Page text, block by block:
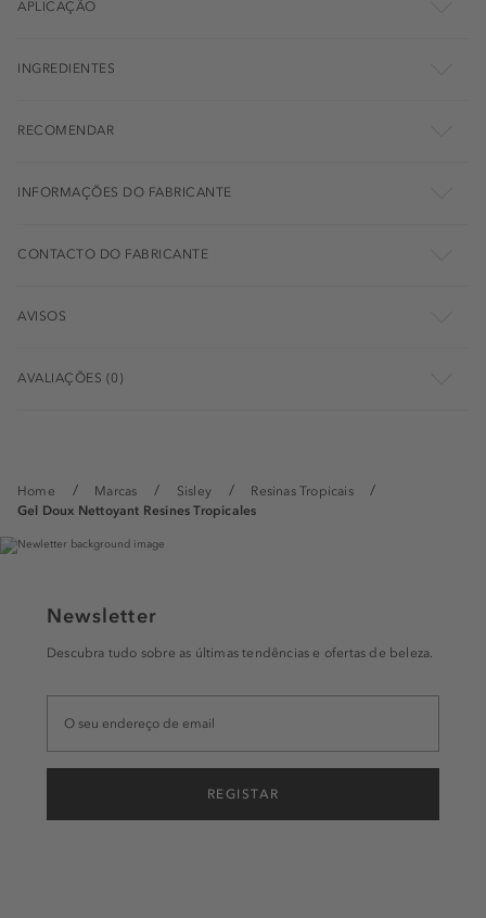
Home Marcas Sisley
Resinas Tropicais
Gel Doux Nettoyant Resines Tropicales
APLICAÇÃO
INGREDIENTES
RECOMENDAR
INFORMAÇÕES DO FABRICANTE
CONTACTO DO FABRICANTE
AVISOS
AVALIAÇÕES (0)
Newsletter
Descubra tudo sobre as últimas tendências e ofertas de beleza.
REGISTAR